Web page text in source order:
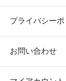
プライバシー
お問い合わせ